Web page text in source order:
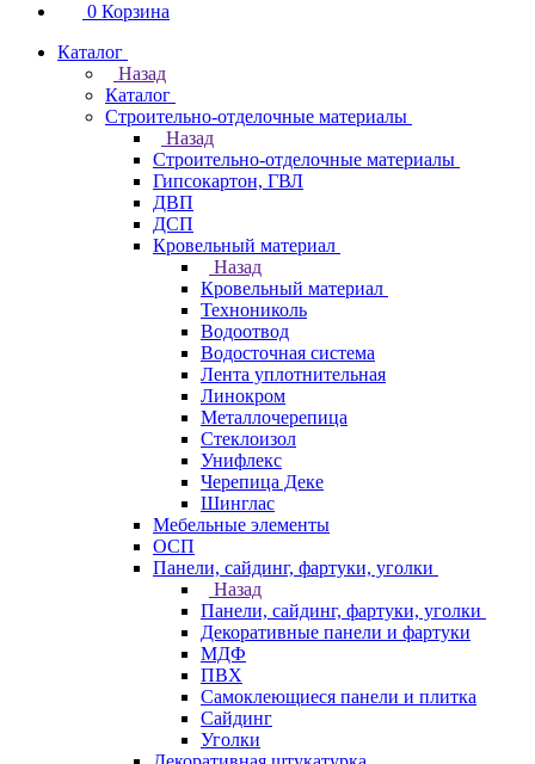
0 Корзина
Каталог
Назад
Каталог
Строительно-отделочные материалы
Назад
Строительно-отделочные материалы
Гипсокартон, ГВЛ
ДВП
ДСП
Кровельный материал
Назад
Кровельный материал
Технониколь
Водоотвод
Водосточная система
Лента уплотнительная
Линокром
Металлочерепица
Стеклоизол
Унифлекс
Черепица Деке
Шинглас
Мебельные элементы
ОСП
Панели, сайдинг, фартуки, уголки
Назад
Панели, сайдинг, фартуки, уголки
Декоративные панели и фартуки
МДФ
ПВХ
Самоклеющиеся панели и плитка
Сайдинг
Уголки